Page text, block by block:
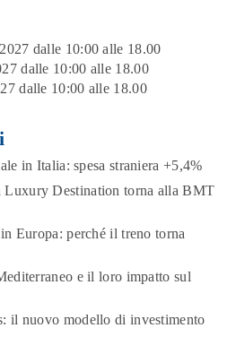
dalle 10:00 alle 18.00
dalle 10:00 alle 18.00
dalle 10:00 alle 18.00
in Italia: spesa straniera +5,4%
Luxury Destination torna alla BMT
Europa: perché il treno torna
e il loro impatto sul
il nuovo modello di investimento